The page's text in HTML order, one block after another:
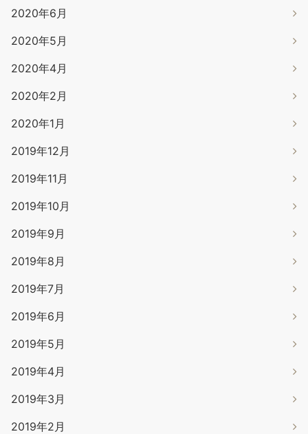
2020年6月
2020年5月
2020年4月
2020年2月
2020年1月
2019年12月
2019年11月
2019年10月
2019年9月
2019年8月
2019年7月
2019年6月
2019年5月
2019年4月
2019年3月
2019年2月